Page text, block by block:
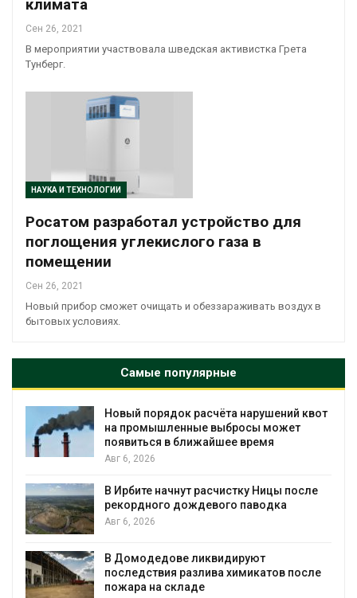
климата
Сен 26, 2021
В мероприятии участвовала шведская активистка Грета
Тунберг.
НАУКА И ТЕХНОЛОГИИ
Росатом разработал устройство для
поглощения углекислого газа в
помещении
Сен 26, 2021
Новый прибор сможет очищать и обеззараживать воздух в
бытовых условиях.
Самые популярные
Новый порядок расчёта нарушений квот
на промышленные выбросы может
появиться в ближайшее время
Авг 6, 2026
В Ирбите начнут расчистку Ницы после
рекордного дождевого паводка
Авг 6, 2026
В Домодедове ликвидируют
последствия разлива химикатов после
пожара на складе